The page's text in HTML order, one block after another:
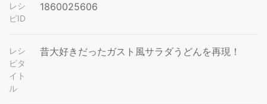
レシ
ピID
1860025606
レシ
ピタ
イト
ル
昔大好きだったガスト風サラダうどんを再現！